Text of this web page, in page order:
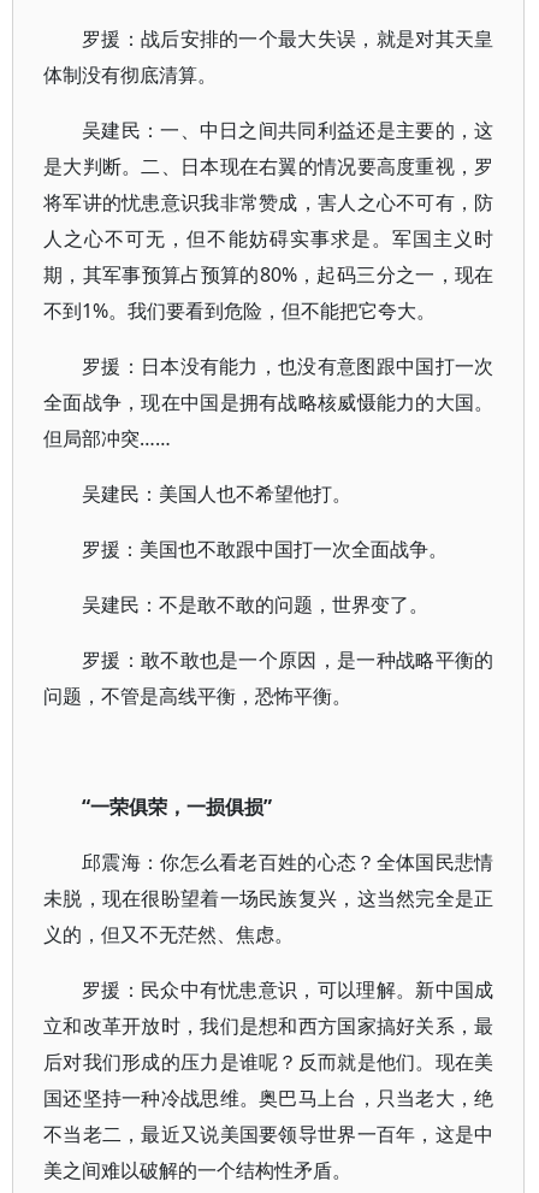
罗援：战后安排的一个最大失误，就是对其天皇
体制没有彻底清算。
吴建民：一、中日之间共同利益还是主要的，这
是大判断。二、日本现在右翼的情况要高度重视，罗
将军讲的忧患意识我非常赞成，害人之心不可有，防
人之心不可无，但不能妨碍实事求是。军国主义时
期，其军事预算占预算的80%，起码三分之一，现在
不到1%。我们要看到危险，但不能把它夸大。
罗援：日本没有能力，也没有意图跟中国打一次
全面战争，现在中国是拥有战略核威慑能力的大国。
但局部冲突……
吴建民：美国人也不希望他打。
罗援：美国也不敢跟中国打一次全面战争。
吴建民：不是敢不敢的问题，世界变了。
罗援：敢不敢也是一个原因，是一种战略平衡的
问题，不管是高线平衡，恐怖平衡。
“一荣俱荣，一损俱损”
邱震海：你怎么看老百姓的心态？全体国民悲情
未脱，现在很盼望着一场民族复兴，这当然完全是正
义的，但又不无茫然、焦虑。
罗援：民众中有忧患意识，可以理解。新中国成
立和改革开放时，我们是想和西方国家搞好关系，最
后对我们形成的压力是谁呢？反而就是他们。现在美
国还坚持一种冷战思维。奥巴马上台，只当老大，绝
不当老二，最近又说美国要领导世界一百年，这是中
美之间难以破解的一个结构性矛盾。